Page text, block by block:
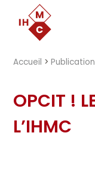
Accueil >
OPCIT !
L’IHMC